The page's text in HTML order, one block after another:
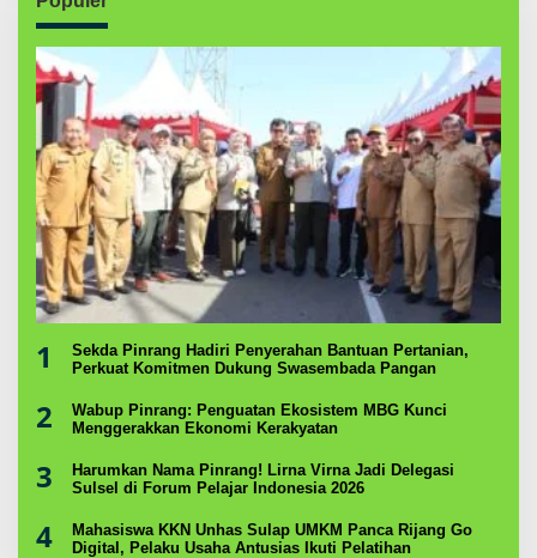
1
Sekda Pinrang Hadiri Penyerahan Bantuan Pertanian,
Perkuat Komitmen Dukung Swasembada Pangan
2
Wabup Pinrang: Penguatan Ekosistem MBG Kunci
Menggerakkan Ekonomi Kerakyatan
3
Harumkan Nama Pinrang! Lirna Virna Jadi Delegasi
Sulsel di Forum Pelajar Indonesia 2026
4
Mahasiswa KKN Unhas Sulap UMKM Panca Rijang Go
Digital, Pelaku Usaha Antusias Ikuti Pelatihan